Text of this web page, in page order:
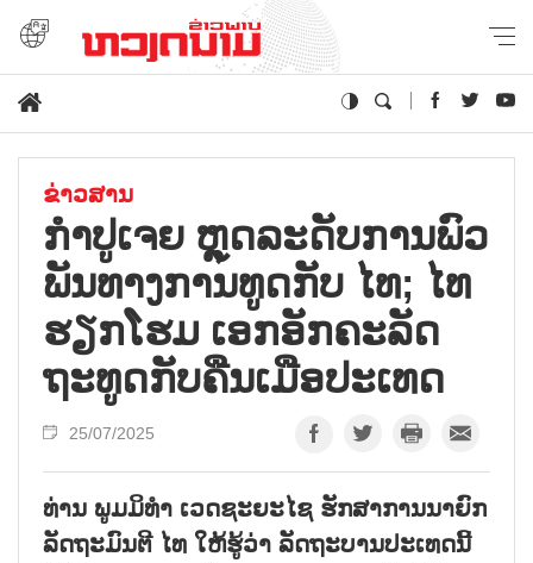
ຂ່າວສານ
ກຳ​ປູ​ເຈຍ ຫຼຸດ​ລະ​ດັບ​ການ​ພົວ​
ພັນ​ທາງ​ການ​ທູດ​ກັບ ໄທ; ໄທ
ຮຽກ​ໂຮມ ເອກ​ອັກ​ຄະ​ລັດ​
ຖະ​ທູດ​ກັບ​ຄືນ​ເມືອ​ປະ​ເທດ
25/07/2025
ທ່ານ ພູມມິທຳ ເວດຊະຍະໄຊ ຮັກສາການນາຍົກ
ລັດຖະມົນຕີ ໄທ ໃຫ້ຮູ້ວ່າ ລັດຖະບານປະເທດນີ້